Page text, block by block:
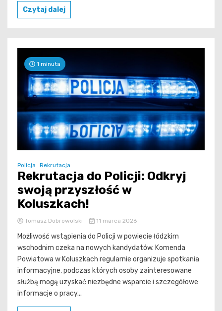
Czytaj dalej
1 minuta
Policja Rekrutacja
Rekrutacja do Policji: Odkryj
swoją przyszłość w
Koluszkach!
Tomasz Dobrowolski 11 marca 2026
Możliwość wstąpienia do Policji w powiecie łódzkim
wschodnim czeka na nowych kandydatów. Komenda
Powiatowa w Koluszkach regularnie organizuje spotkania
informacyjne, podczas których osoby zainteresowane
służbą mogą uzyskać niezbędne wsparcie i szczegółowe
informacje o pracy...